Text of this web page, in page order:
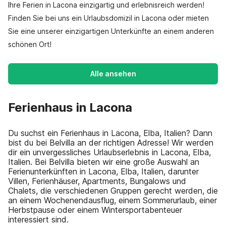
Ihre Ferien in Lacona einzigartig und erlebnisreich werden!
Finden Sie bei uns ein Urlaubsdomizil in Lacona oder mieten
Sie eine unserer einzigartigen Unterkünfte an einem anderen
schönen Ort!
Alle ansehen
Ferienhaus in Lacona
Du suchst ein Ferienhaus in Lacona, Elba, Italien? Dann
bist du bei Belvilla an der richtigen Adresse! Wir werden
dir ein unvergessliches Urlaubserlebnis in Lacona, Elba,
Italien. Bei Belvilla bieten wir eine große Auswahl an
Ferienunterkünften in Lacona, Elba, Italien, darunter
Villen, Ferienhäuser, Apartments, Bungalows und
Chalets, die verschiedenen Gruppen gerecht werden, die
an einem Wochenendausflug, einem Sommerurlaub, einer
Herbstpause oder einem Wintersportabenteuer
interessiert sind.